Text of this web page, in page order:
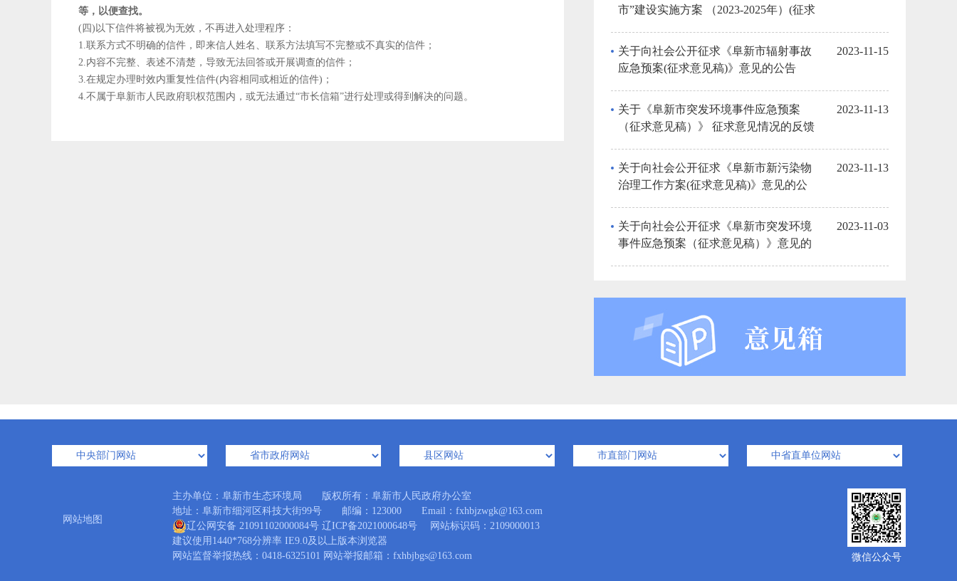
等，以便查找。
(四)以下信件将被视为无效，不再进入处理程序：
1.联系方式不明确的信件，即来信人姓名、联系方法填写不完整或不真实的信件；
2.内容不完整、表述不清楚，导致无法回答或开展调查的信件；
3.在规定办理时效内重复性信件(内容相同或相近的信件)；
4.不属于阜新市人民政府职权范围内，或无法通过“市长信箱”进行处理或得到解决的问题。
市”建设实施方案 （2023-2025年）(征求
关于向社会公开征求《阜新市辐射事故
应急预案(征求意见稿)》意见的公告
2023-11-15
关于《阜新市突发环境事件应急预案
（征求意见稿）》 征求意见情况的反馈
2023-11-13
关于向社会公开征求《阜新市新污染物
治理工作方案(征求意见稿)》意见的公
2023-11-13
关于向社会公开征求《阜新市突发环境
事件应急预案（征求意见稿）》意见的
2023-11-03
网站地图
主办单位：阜新市生态环境局 版权所有：阜新市人民政府办公室
地址：阜新市细河区科技大街99号 邮编：123000 Email：fxhbjzwgk@163.com
辽公网安备 21091102000084号 辽ICP备2021000648号 网站标识码：2109000013
建议使用1440*768分辨率 IE9.0及以上版本浏览器
网站监督举报热线：0418-6325101 网站举报邮箱：fxhbjbgs@163.com
微信公众号